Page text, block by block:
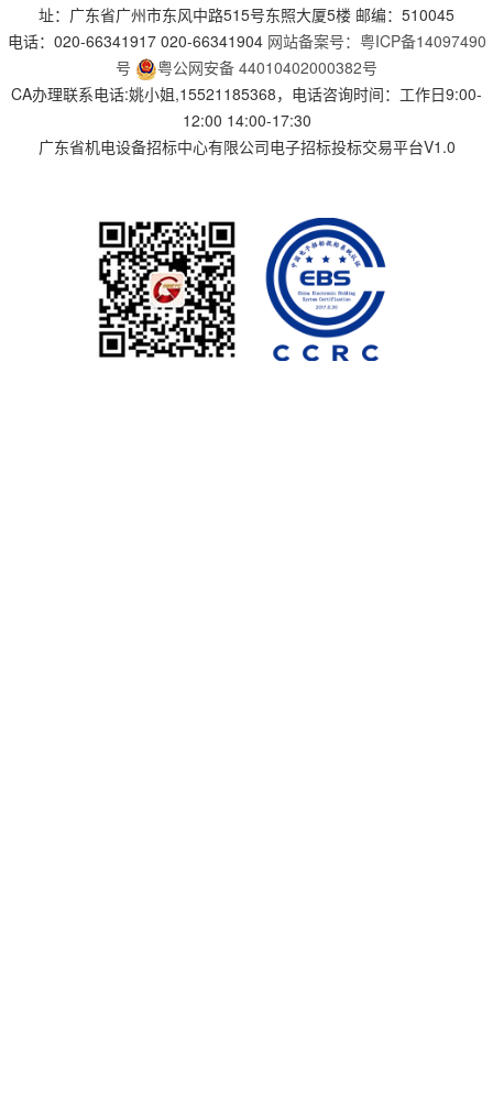
址：广东省广州市东风中路515号东照大厦5楼 邮编：510045
电话：020-66341917 020-66341904 网站备案号：粤ICP备14097490
号
粤公网安备 44010402000382号
CA办理联系电话:姚小姐,15521185368，电话咨询时间：工作日9:00-
12:00 14:00-17:30
广东省机电设备招标中心有限公司电子招标投标交易平台V1.0